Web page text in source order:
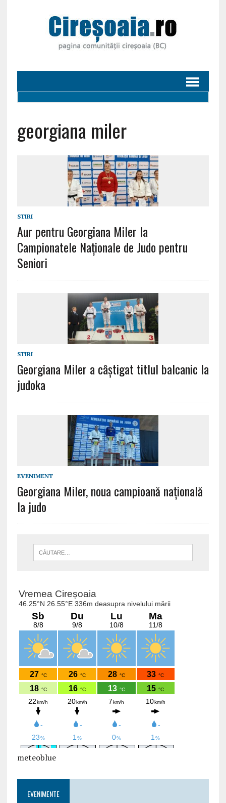
georgiana miler
STIRI
Aur pentru Georgiana Miler la
Campionatele Naționale de Judo pentru
Seniori
STIRI
Georgiana Miler a câștigat titlul balcanic la
judoka
EVENIMENT
Georgiana Miler, noua campioană națională
la judo
meteoblue
EVENIMENTE